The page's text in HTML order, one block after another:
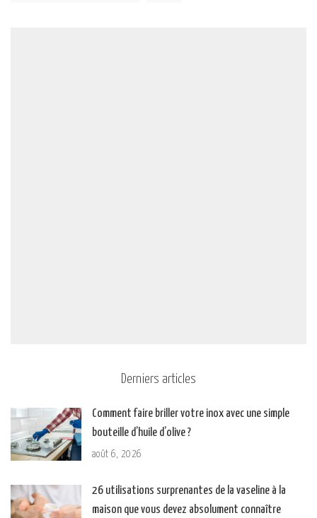
Derniers articles
Comment faire briller votre inox avec une simple
bouteille d’huile d’olive ?
août 6, 2026
26 utilisations surprenantes de la vaseline à la
maison que vous devez absolument connaître